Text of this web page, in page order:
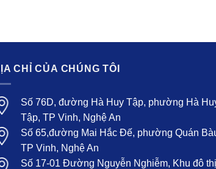
CHỈ CỦA CHÚNG TÔI
Số 76D, đường Hà Huy Tập, phường Hà
Tập, TP Vinh, Nghệ An
Số 65,đường Mai Hắc Đế, phường Quán
TP Vinh, Nghệ An
Số 17-01 Đường Nguyễn Nghiễm, Khu đô thị